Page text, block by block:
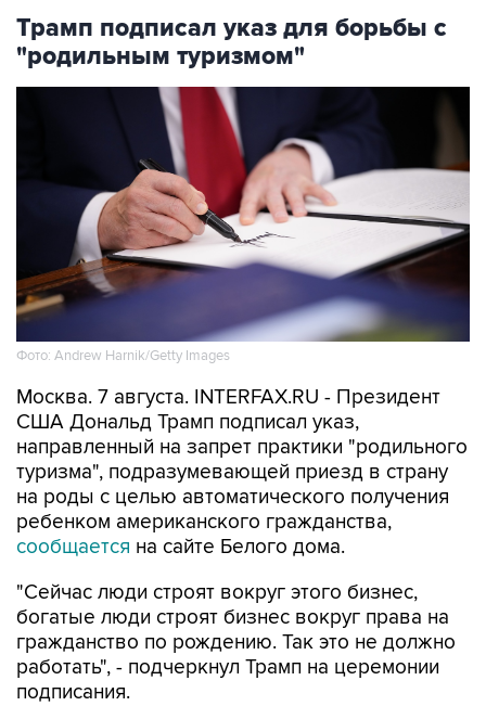
Трамп подписал указ для борьбы с
"родильным туризмом"
Фото: Andrew Harnik/Getty Images
Москва. 7 августа. INTERFAX.RU - Президент
США Дональд Трамп подписал указ,
направленный на запрет практики "родильного
туризма", подразумевающей приезд в страну
на роды с целью автоматического получения
ребенком американского гражданства,
сообщается на сайте Белого дома.
"Сейчас люди строят вокруг этого бизнес,
богатые люди строят бизнес вокруг права на
гражданство по рождению. Так это не должно
работать", - подчеркнул Трамп на церемонии
подписания.